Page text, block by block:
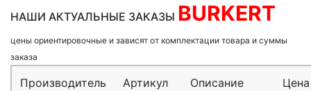
НАШИ АКТУАЛЬНЫЕ ЗАКАЗЫ BURKERT
цены ориентировочные и зависят от комплектации товара и суммы
заказа
Производитель Артикул Описание Цена